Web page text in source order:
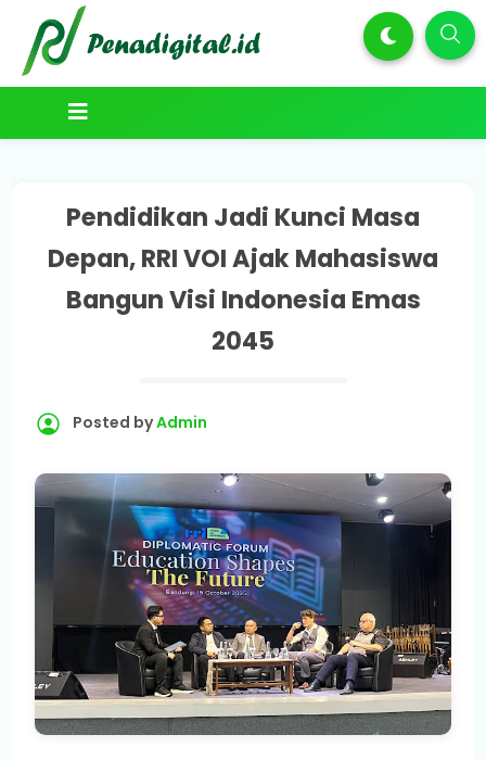
Pendidikan Jadi Kunci Masa
Depan, RRI VOI Ajak Mahasiswa
Bangun Visi Indonesia Emas
2045
Posted byAdmin